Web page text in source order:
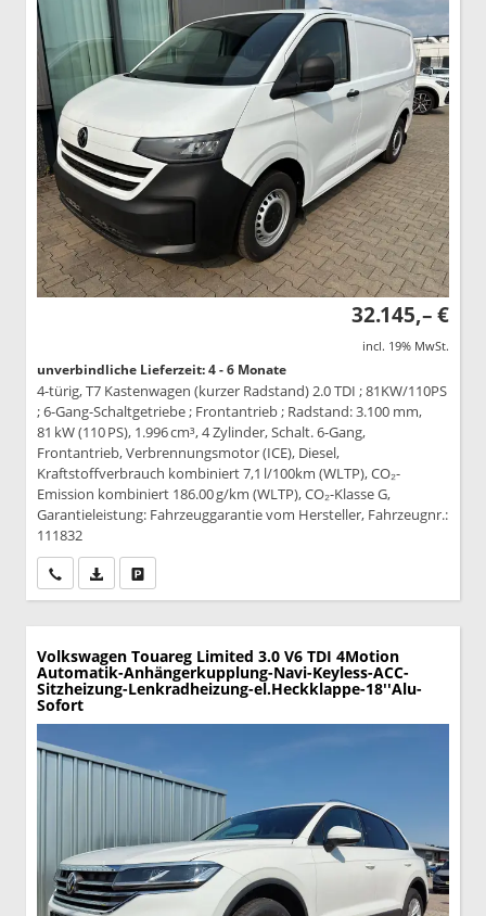
32.145,– €
incl. 19% MwSt.
unverbindliche Lieferzeit: 4 - 6 Monate
4-türig, T7 Kastenwagen (kurzer Radstand) 2.0 TDI ; 81KW/110PS
; 6-Gang-Schaltgetriebe ; Frontantrieb ; Radstand: 3.100 mm,
81 kW (110 PS), 1.996 cm³, 4 Zylinder, Schalt. 6-Gang,
Frontantrieb, Verbrennungsmotor (ICE), Diesel,
Kraftstoffverbrauch kombiniert 7,1 l/100km (WLTP), CO₂-
Emission kombiniert 186.00 g/km (WLTP), CO₂-Klasse G,
Garantieleistung: Fahrzeuggarantie vom Hersteller, Fahrzeugnr.:
111832
Wir rufen Sie anPDF-Datei, Fahrzeugexposé drucken
Volkswagen Touareg Limited 3.0 V6 TDI 4Motion
Automatik-Anhängerkupplung-Navi-Keyless-ACC-
Sitzheizung-Lenkradheizung-el.Heckklappe-18''Alu-
Sofort